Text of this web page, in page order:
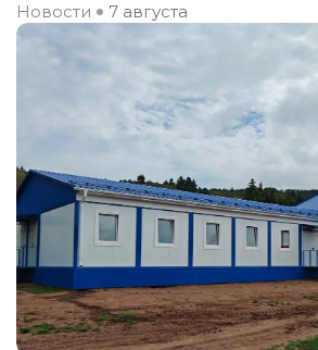
Новости
7 августа